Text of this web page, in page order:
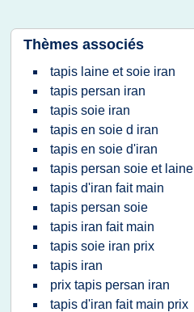
Thèmes associés
tapis laine et soie iran
tapis persan iran
tapis soie iran
tapis en soie d iran
tapis en soie d'iran
tapis persan soie et laine
tapis d'iran fait main
tapis persan soie
tapis iran fait main
tapis soie iran prix
tapis iran
prix tapis persan iran
tapis d'iran fait main prix